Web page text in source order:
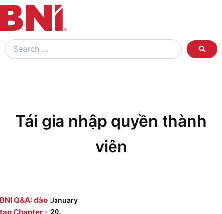
Search
…
Tái gia nhập quyền thành
viên
BNI Q&A: đào
tạo Chapter -
|January
20,